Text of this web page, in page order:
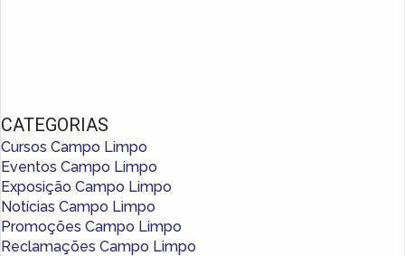
CATEGORIAS
Cursos Campo Limpo
Eventos Campo Limpo
Exposição Campo Limpo
Notícias Campo Limpo
Promoções Campo Limpo
Reclamações Campo Limpo